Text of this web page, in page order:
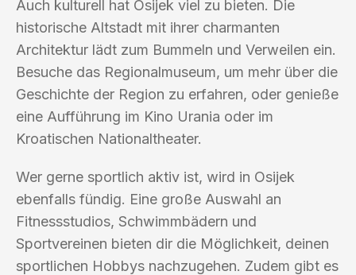
Auch kulturell hat Osijek viel zu bieten. Die
historische Altstadt mit ihrer charmanten
Architektur lädt zum Bummeln und Verweilen ein.
Besuche das Regionalmuseum, um mehr über die
Geschichte der Region zu erfahren, oder genieße
eine Aufführung im Kino Urania oder im
Kroatischen Nationaltheater.
Wer gerne sportlich aktiv ist, wird in Osijek
ebenfalls fündig. Eine große Auswahl an
Fitnessstudios, Schwimmbädern und
Sportvereinen bieten dir die Möglichkeit, deinen
sportlichen Hobbys nachzugehen. Zudem gibt es